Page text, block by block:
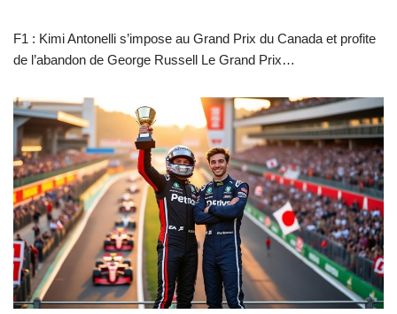
F1 : Kimi Antonelli s’impose au Grand Prix du Canada et profite
de l’abandon de George Russell Le Grand Prix…